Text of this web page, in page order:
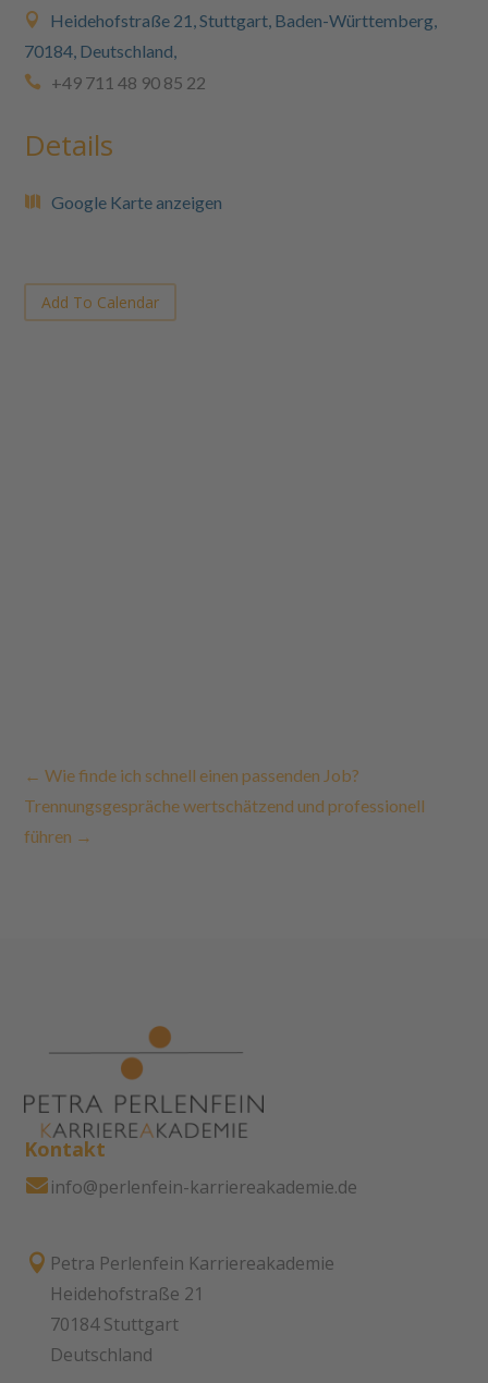
Heidehofstraße 21, Stuttgart, Baden-Württemberg,
70184, Deutschland,
+49 711 48 90 85 22
Details
Google Karte anzeigen
Add To Calendar
←Wie finde ich schnell einen passenden Job?
Trennungsgespräche wertschätzend und professionell
führen →
Kontakt
info@perlenfein-karriereakademie.de
 Petra Perlenfein Karriereakademie
Heidehofstraße 21
70184 Stuttgart
Deutschland